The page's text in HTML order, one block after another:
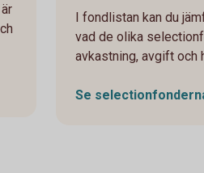
I fondlistan kan du
vad de olika
avkastning, avgift och
Se